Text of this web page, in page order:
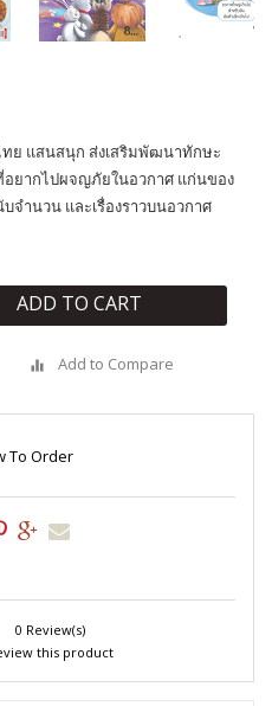
ย แสนสนุก ส่งเสริมพัฒนาทักษะ
อยากไปผจญภัยในอวกาศ แก่นของ
จำนวน และเรื่องราวบนอวกาศ
ADD TO CART
Add to Compare
To Order
0 Review(s)
this product